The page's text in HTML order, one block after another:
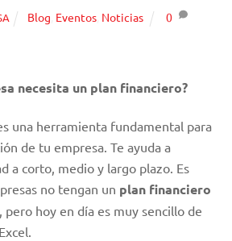
Blog Eventos Noticias 0
necesita un plan financiero?
una herramienta fundamental para
de tu empresa. Te ayuda a
a corto, medio y largo plazo. Es
no tengan un plan financiero
hoy en día es muy sencillo de